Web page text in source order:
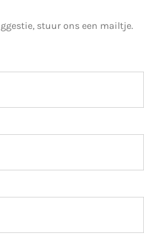
stuur ons een mailtje.